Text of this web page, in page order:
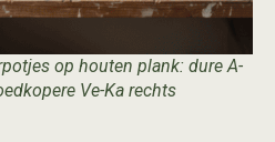
op houten plank: dure A-
Ve-Ka rechts